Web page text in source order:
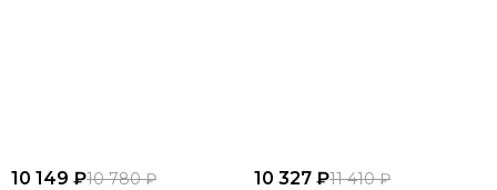
10 149 ₽10 780 ₽
10 327 ₽11 410 ₽